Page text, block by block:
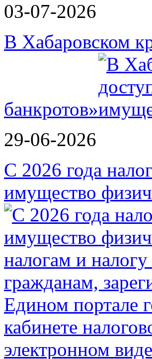
03-07-2026
В Хабаровском
банкротов»
29-06-2026
С 2026 года
имущество